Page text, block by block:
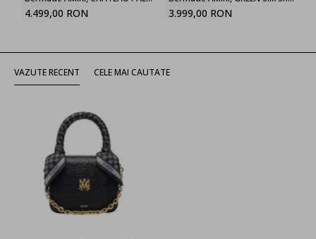
4.499,00 RON 3.999,00 RON
VAZUTE RECENT CELE MAI CAUTATE